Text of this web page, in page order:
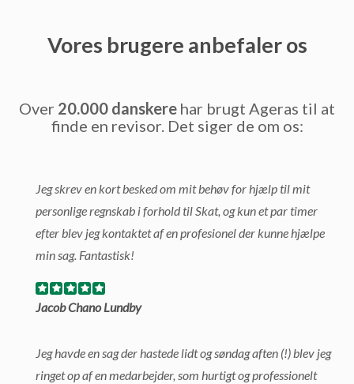
Vores brugere anbefaler os
Over 20.000 danskere har brugt Ageras til at
finde en revisor. Det siger de om os:
Jeg skrev en kort besked om mit behøv for hjælp til mit
personlige regnskab i forhold til Skat, og kun et par timer
efter blev jeg kontaktet af en profesionel der kunne hjælpe
min sag. Fantastisk!
Jacob Chano Lundby
Jeg havde en sag der hastede lidt og søndag aften (!) blev jeg
ringet op af en medarbejder, som hurtigt og professionelt